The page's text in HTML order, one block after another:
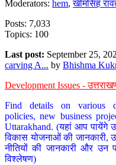
Moderators: hem,खीमसिंह
Posts: 7,033
Topics: 100
Last post: September 25,
carving A... by Bhishma
Development Issues -
Find details on various
policies, new business
Uttarakhand. (यहां आप पायेंगे
विकास योजनाओं की जानकारी,
नीतियों की जानकारी और उन
विश्लेषण)